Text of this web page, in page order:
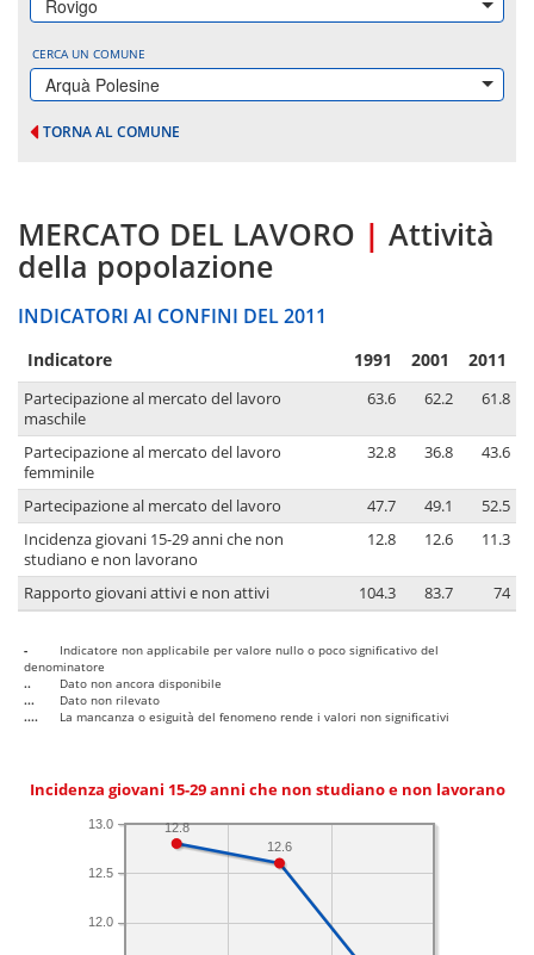
Rovigo
CERCA UN COMUNE
Arquà Polesine
TORNA AL COMUNE
MERCATO DEL LAVORO | Attività
della popolazione
INDICATORI AI CONFINI DEL 2011
Indicatore 1991 2001 2011
Partecipazione al mercato del lavoro
maschile
63.6 62.2 61.8
Partecipazione al mercato del lavoro
femminile
32.8 36.8 43.6
Partecipazione al mercato del lavoro 47.7 49.1
52.5
Incidenza giovani 15-29 anni che non
studiano e non lavorano
12.8 12.6 11.3
Rapporto giovani attivi e non attivi 104.3 83.7 74
-
Indicatore non applicabile per valore nullo o poco significativo del
denominatore
..
Dato non ancora disponibile
...
Dato non rilevato
....
La mancanza o esiguità del fenomeno rende i valori non significativi
Incidenza giovani 15-29 anni che non studiano e non lavorano
12.0
12.5
13.0
12.6
12.8